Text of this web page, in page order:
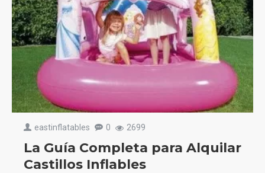
eastinflatables 0 2699
La Guía Completa para Alquilar
Castillos Inflables